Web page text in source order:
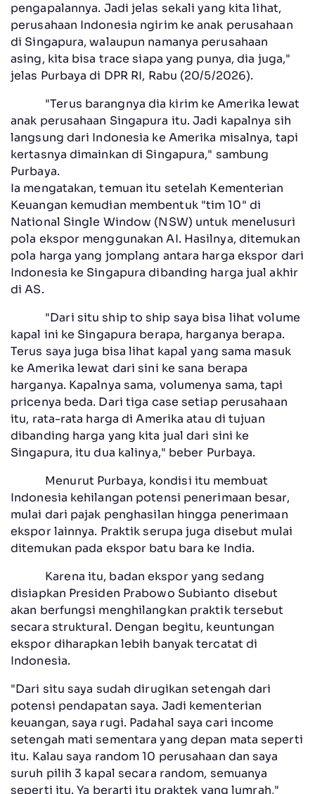
pengapalannya. Jadi jelas sekali yang kita lihat,
perusahaan Indonesia ngirim ke anak perusahaan
di Singapura, walaupun namanya perusahaan
asing, kita bisa trace siapa yang punya, dia juga,"
jelas Purbaya di DPR RI, Rabu (20/5/2026).
"Terus barangnya dia kirim ke Amerika lewat
anak perusahaan Singapura itu. Jadi kapalnya sih
langsung dari Indonesia ke Amerika misalnya, tapi
kertasnya dimainkan di Singapura," sambung
Purbaya.
Ia mengatakan, temuan itu setelah Kementerian
Keuangan kemudian membentuk "tim 10" di
National Single Window (NSW) untuk menelusuri
pola ekspor menggunakan AI. Hasilnya, ditemukan
pola harga yang jomplang antara harga ekspor dari
Indonesia ke Singapura dibanding harga jual akhir
di AS.
"Dari situ ship to ship saya bisa lihat volume
kapal ini ke Singapura berapa, harganya berapa.
Terus saya juga bisa lihat kapal yang sama masuk
ke Amerika lewat dari sini ke sana berapa
harganya. Kapalnya sama, volumenya sama, tapi
pricenya beda. Dari tiga case setiap perusahaan
itu, rata-rata harga di Amerika atau di tujuan
dibanding harga yang kita jual dari sini ke
Singapura, itu dua kalinya," beber Purbaya.
Menurut Purbaya, kondisi itu membuat
Indonesia kehilangan potensi penerimaan besar,
mulai dari pajak penghasilan hingga penerimaan
ekspor lainnya. Praktik serupa juga disebut mulai
ditemukan pada ekspor batu bara ke India.
Karena itu, badan ekspor yang sedang
disiapkan Presiden Prabowo Subianto disebut
akan berfungsi menghilangkan praktik tersebut
secara struktural. Dengan begitu, keuntungan
ekspor diharapkan lebih banyak tercatat di
Indonesia.
"Dari situ saya sudah dirugikan setengah dari
potensi pendapatan saya. Jadi kementerian
keuangan, saya rugi. Padahal saya cari income
setengah mati sementara yang depan mata seperti
itu. Kalau saya random 10 perusahaan dan saya
suruh pilih 3 kapal secara random, semuanya
seperti itu. Ya berarti itu praktek yang lumrah,"